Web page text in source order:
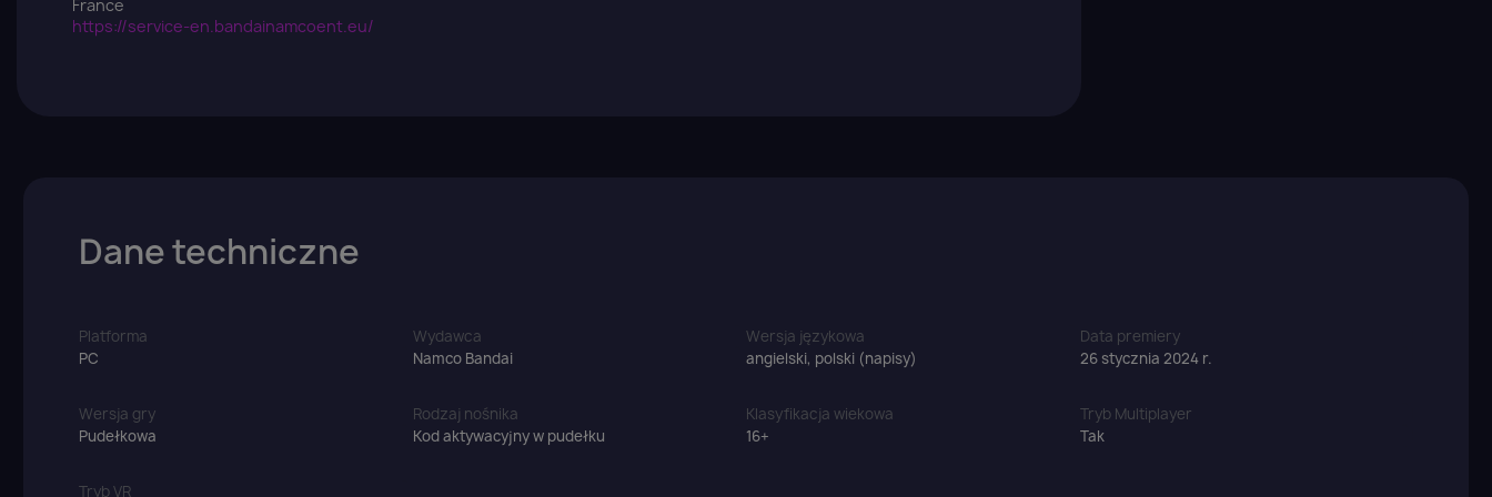
France
https://service-en.bandainamcoent.eu/
Dane techniczne
Platforma
PC
Wydawca
Namco Bandai
Wersja językowa
angielski, polski (napisy)
Data premiery
26 stycznia 2024 r.
Wersja gry
Pudełkowa
Rodzaj nośnika
Kod aktywacyjny w pudełku
Klasyfikacja wiekowa
16+
Tryb Multiplayer
Tak
Tryb VR